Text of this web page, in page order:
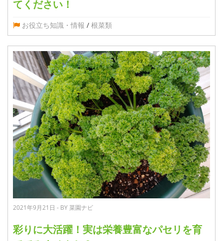
てください！
お役立ち知識・情報 / 根菜類
2021年9月21日 - BY 菜園ナビ
彩りに大活躍！実は栄養豊富なパセリを育